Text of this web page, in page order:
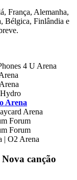
França, Alemanha,
Bélgica, Finlândia e
4 U Arena
Arena
Arena
Forum
Forum
| O2 Arena
canção